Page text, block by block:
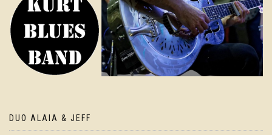
DUO ALAIA & JEFF